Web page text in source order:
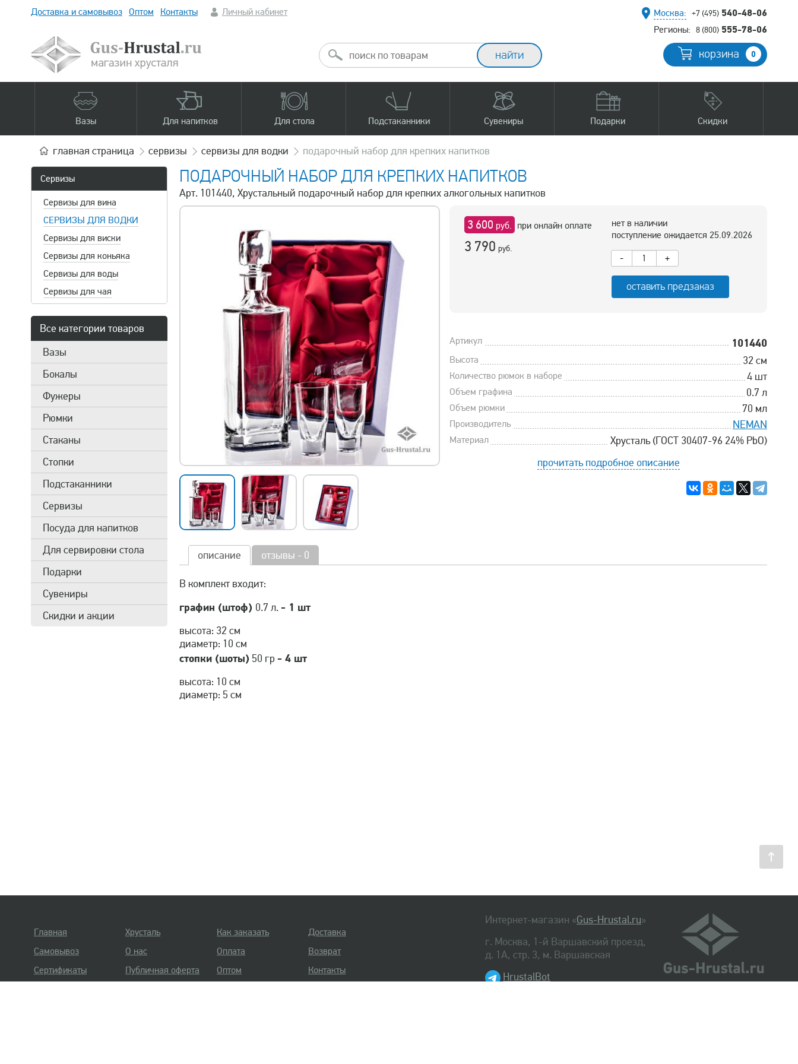
Доставка и самовывоз Оптом Контакты Личный кабинет Москва: +7 (495) 540-48-06
Регионы: 8 (800) 555-78-06
корзина 0
Вазы Для напитков Для стола Подстаканники Сувениры Подарки Скидки
главная страница сервизы сервизы для водки подарочный набор для крепких напитков
Сервизы
Сервизы для вина
СЕРВИЗЫ ДЛЯ ВОДКИ
Сервизы для виски
Сервизы для коньяка
Сервизы для воды
Сервизы для чая
Все категории товаров
Вазы
Бокалы
Фужеры
Рюмки
Стаканы
Стопки
Подстаканники
Сервизы
Посуда для напитков
Для сервировки стола
Подарки
Сувениры
Скидки и акции
ПОДАРОЧНЫЙ НАБОР ДЛЯ КРЕПКИХ НАПИТКОВ
Арт. 101440, Хрустальный подарочный набор для крепких алкогольных напитков
3 600 руб. при онлайн оплате
3 790 руб.
нет в наличии
поступление ожидается 25.09.2026
-
+
оставить предзаказ
Артикул 101440
Высота 32 см
Количество рюмок в наборе 4 шт
Объем графина 0.7 л
Объем рюмки 70 мл
Производитель NEMAN
Материал
Хрусталь (ГОСТ 30407-96 24% PbO)
прочитать подробное описание
описание отзывы - 0
В комплект входит:
графин (штоф) 0.7 л. - 1 шт
высота: 32 см
диаметр: 10 см
стопки (шоты) 50 гр- 4 шт
высота: 10 см
диаметр: 5 см
Интернет-магазин «Gus-Hrustal.ru»
г. Москва, 1-й Варшавский проезд,
д. 1А, стр. 3, м. Варшавская
HrustalBot
Главная Хрусталь Как заказать
Доставка
Самовывоз
О нас Оплата
Возврат
Сертификаты
Публичная оферта Оптом Контакты